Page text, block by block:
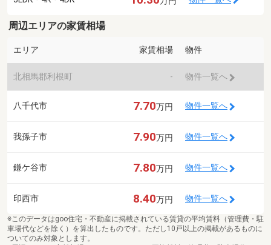
周辺エリアの家賃相場
エリア 家賃相場 物件
北相馬郡利根町 - 物件一覧へ
八千代市 7.70万円 物件一覧へ
我孫子市 7.90万円 物件一覧へ
鎌ケ谷市 7.80万円 物件一覧へ
印西市 8.40万円 物件一覧へ
※このデータはgoo住宅・不動産に掲載されている賃貸の平均賃料（管理費・駐
車場代などを除く）を算出したものです。ただし10戸以上の掲載があるものに
ついてのみ対象とします。